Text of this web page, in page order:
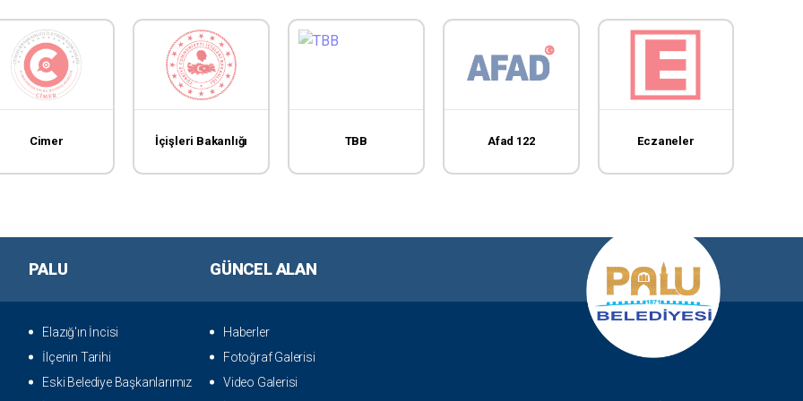
Cimer İçişleri Bakanlığı TBB Afad 122 Eczaneler
PALU
Elazığ'ın İncisi
İlçenin Tarihi
Eski Belediye Başkanlarımız
GÜNCEL ALAN
Haberler
Fotoğraf Galerisi
Video Galerisi